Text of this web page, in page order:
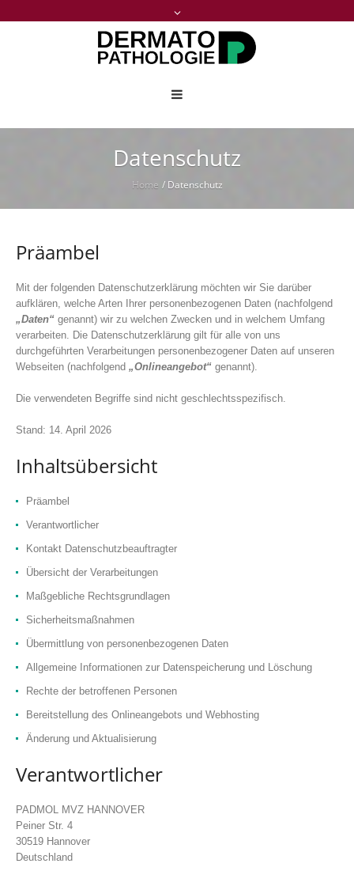
Datenschutz
Home / Datenschutz
Präambel
Mit der folgenden Datenschutzerklärung möchten wir Sie darüber
aufklären, welche Arten Ihrer personenbezogenen Daten (nachfolgend
„Daten“ genannt) wir zu welchen Zwecken und in welchem Umfang
verarbeiten. Die Datenschutzerklärung gilt für alle von uns
durchgeführten Verarbeitungen personenbezogener Daten auf unseren
Webseiten (nachfolgend „Onlineangebot“ genannt).
Die verwendeten Begriffe sind nicht geschlechtsspezifisch.
Stand: 14. April 2026
Inhaltsübersicht
Präambel
Verantwortlicher
Kontakt Datenschutzbeauftragter
Übersicht der Verarbeitungen
Maßgebliche Rechtsgrundlagen
Sicherheitsmaßnahmen
Übermittlung von personenbezogenen Daten
Allgemeine Informationen zur Datenspeicherung und Löschung
Rechte der betroffenen Personen
Bereitstellung des Onlineangebots und Webhosting
Änderung und Aktualisierung
Verantwortlicher
PADMOL MVZ HANNOVER
Peiner Str. 4
30519 Hannover
Deutschland